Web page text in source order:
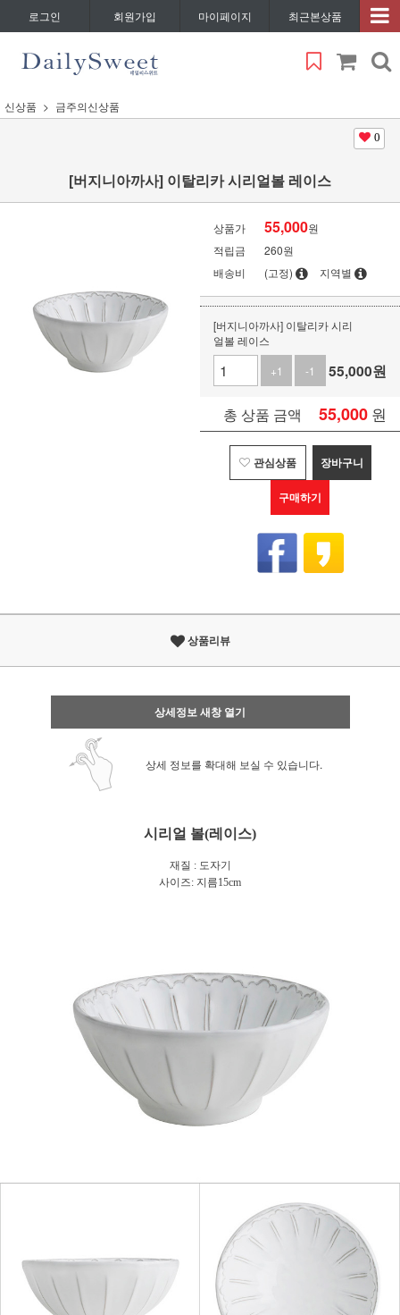
로그인 회원가입 마이페이지 최근본상품
신상품 금주의신상품
0
[버지니아까사] 이탈리카 시리얼볼 레이스
상품가 55,000원
적립금
260원
배송비
(고정) 지역별
[버지니아까사] 이탈리카 시리
얼볼 레이스
+1
-1 55,000원
총 상품 금액 55,000 원
관심상품 장바구니
구매하기
상품리뷰
상세정보 새창 열기
상세 정보를 확대해 보실 수 있습니다.
시리얼 볼(레이스)
재질 : 도자기
사이즈: 지름15cm